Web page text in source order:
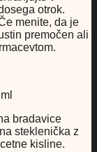
otrok.
menite, da je
premočen ali
bradavice
steklenička z
kisline.